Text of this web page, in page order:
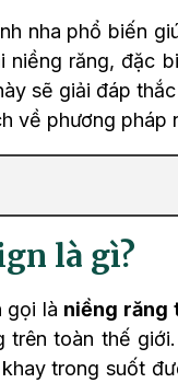
nha phổ biến
niềng răng, đặc
sẽ giải đáp
về phương pháp
là gì?
gọi là niềng răng
toàn thế
trong suốt